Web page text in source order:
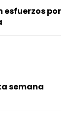
esfuerzos por
semana